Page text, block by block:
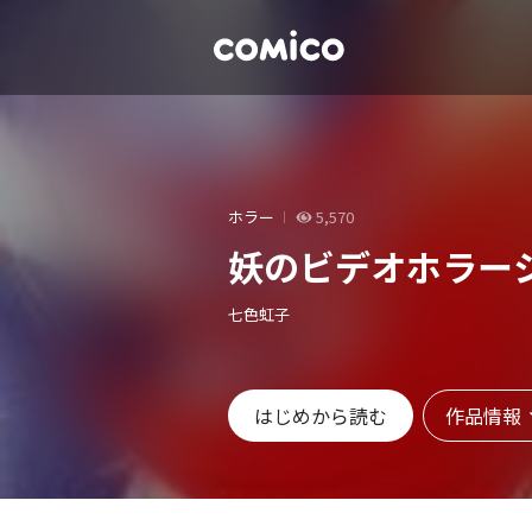
ホラー 5,570
妖のビデオホラー
七色虹子
はじめから読む 作品情報